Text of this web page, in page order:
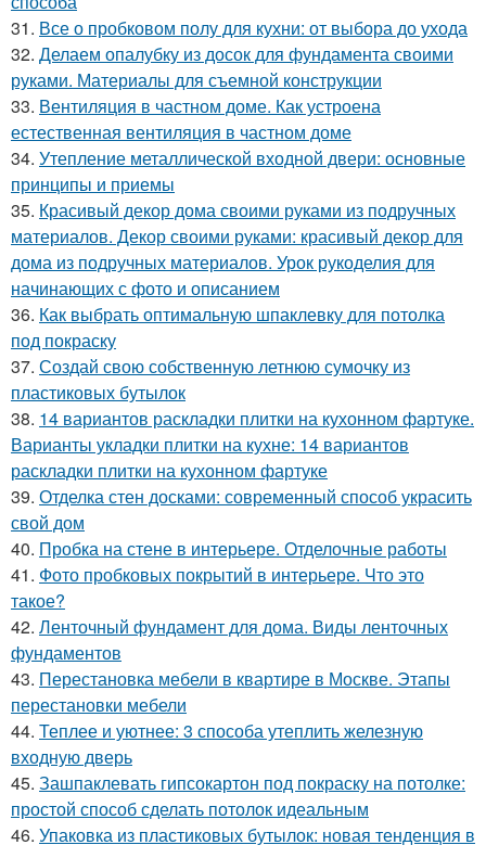
31. Все о пробковом полу для кухни: от выбора до ухода
32. Делаем опалубку из досок для фундамента своими
руками. Материалы для съемной конструкции
33. Вентиляция в частном доме. Как устроена
естественная вентиляция в частном доме
34. Утепление металлической входной двери: основные
принципы и приемы
35. Красивый декор дома своими руками из подручных
материалов. Декор своими руками: красивый декор для
дома из подручных материалов. Урок рукоделия для
начинающих с фото и описанием
36. Как выбрать оптимальную шпаклевку для потолка
под покраску
37. Создай свою собственную летнюю сумочку из
пластиковых бутылок
38. 14 вариантов раскладки плитки на кухонном фартуке.
Варианты укладки плитки на кухне: 14 вариантов
раскладки плитки на кухонном фартуке
39. Отделка стен досками: современный способ украсить
свой дом
40. Пробка на стене в интерьере. Отделочные работы
41. Фото пробковых покрытий в интерьере. Что это
такое?
42. Ленточный фундамент для дома. Виды ленточных
фундаментов
43. Перестановка мебели в квартире в Москве. Этапы
перестановки мебели
44. Теплее и уютнее: 3 способа утеплить железную
входную дверь
45. Зашпаклевать гипсокартон под покраску на потолке:
простой способ сделать потолок идеальным
46. Упаковка из пластиковых бутылок: новая тенденция в